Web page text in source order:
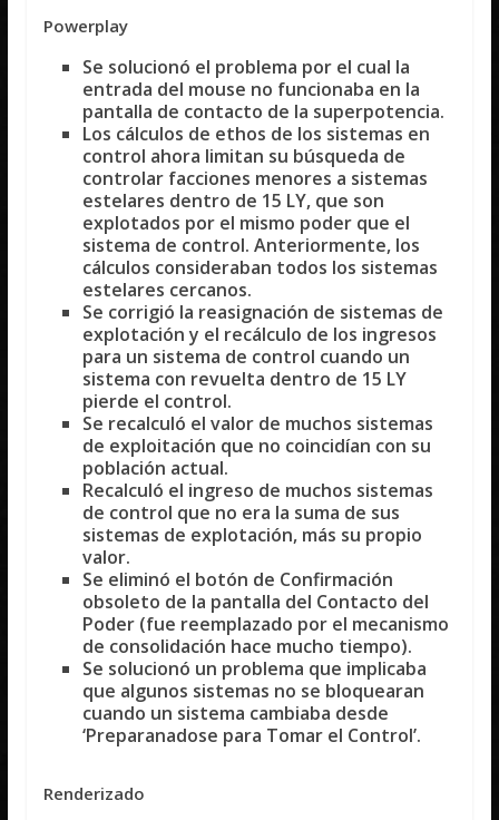
Powerplay
Se solucionó el problema por el cual la
entrada del mouse no funcionaba en la
pantalla de contacto de la superpotencia.
Los cálculos de ethos de los sistemas en
control ahora limitan su búsqueda de
controlar facciones menores a sistemas
estelares dentro de 15 LY, que son
explotados por el mismo poder que el
sistema de control. Anteriormente, los
cálculos consideraban todos los sistemas
estelares cercanos.
Se corrigió la reasignación de sistemas de
explotación y el recálculo de los ingresos
para un sistema de control cuando un
sistema con revuelta dentro de 15 LY
pierde el control.
Se recalculó el valor de muchos sistemas
de exploitación que no coincidían con su
población actual.
Recalculó el ingreso de muchos sistemas
de control que no era la suma de sus
sistemas de explotación, más su propio
valor.
Se eliminó el botón de Confirmación
obsoleto de la pantalla del Contacto del
Poder (fue reemplazado por el mecanismo
de consolidación hace mucho tiempo).
Se solucionó un problema que implicaba
que algunos sistemas no se bloquearan
cuando un sistema cambiaba desde
‘Preparanadose para Tomar el Control’.
Renderizado